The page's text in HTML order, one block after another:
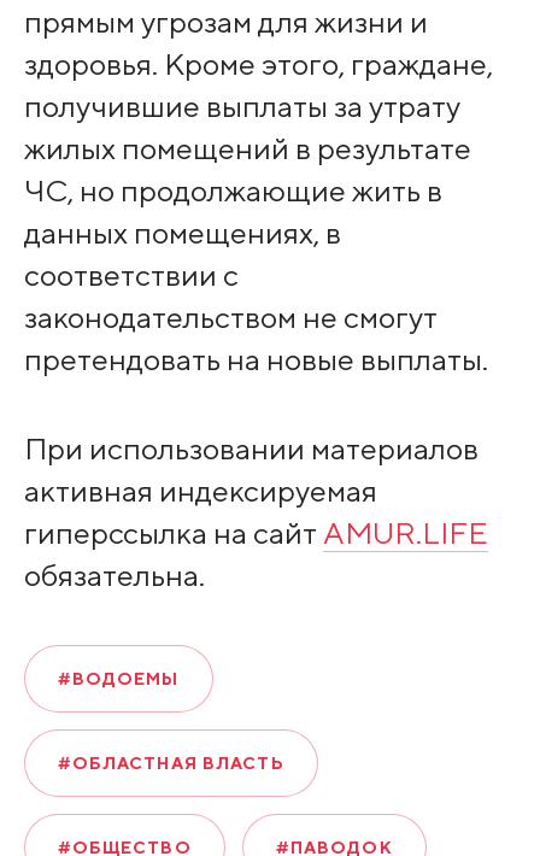
прямым угрозам для жизни и
здоровья. Кроме этого, граждане,
получившие выплаты за утрату
жилых помещений в результате
ЧС, но продолжающие жить в
данных помещениях, в
соответствии с
законодательством не смогут
претендовать на новые выплаты.
При использовании материалов
активная индексируемая
гиперссылка на сайт AMUR.LIFE
обязательна.
#ВОДОЕМЫ
#ОБЛАСТНАЯ ВЛАСТЬ
#ОБЩЕСТВО #ПАВОДОК